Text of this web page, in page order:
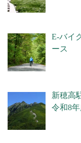
E-バイ
ース
新穂高
令和8